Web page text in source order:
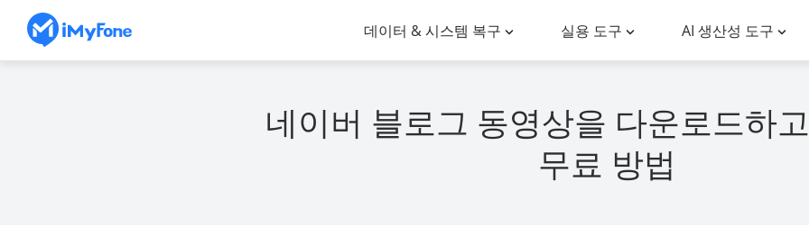
데이터 & 시스템 복구 실용 도구 AI 생산성 도구
네이버 블로그 동영상을 다운로드하
무료 방법